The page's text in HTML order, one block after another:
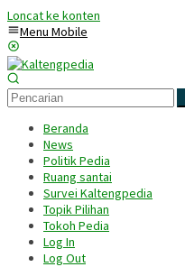
Loncat ke konten
Menu Mobile
Beranda
News
Politik Pedia
Ruang santai
Survei Kaltengpedia
Topik Pilihan
Tokoh Pedia
Log In
Log Out